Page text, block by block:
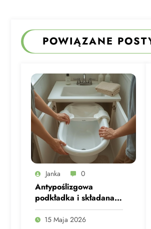
POWIĄZANE
Janka 0
Antypoślizgowa
podkładka i składana
wanienka idealne do
małej łazienki z
15 Maja 2026